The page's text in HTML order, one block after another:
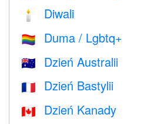
🕯 Diwali
🏳️‍🌈 Duma / Lgbtq+
🇦🇺 Dzień Australii
🇫🇷 Dzień Bastylii
🇨🇦 Dzień Kanady